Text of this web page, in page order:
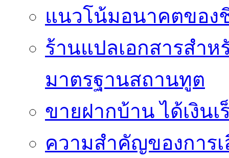
แนวโน้มอนาคตของ
ร้านแปลเอกสารสำ
มาตรฐานสถานทูต
ขายฝากบ้าน ได้เงิน
ความสำคัญของการ